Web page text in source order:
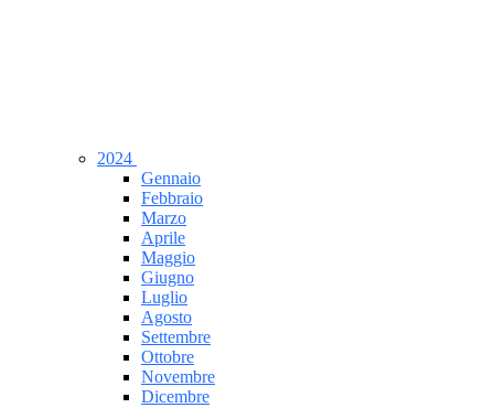
2024
Gennaio
Febbraio
Marzo
Aprile
Maggio
Giugno
Luglio
Agosto
Settembre
Ottobre
Novembre
Dicembre